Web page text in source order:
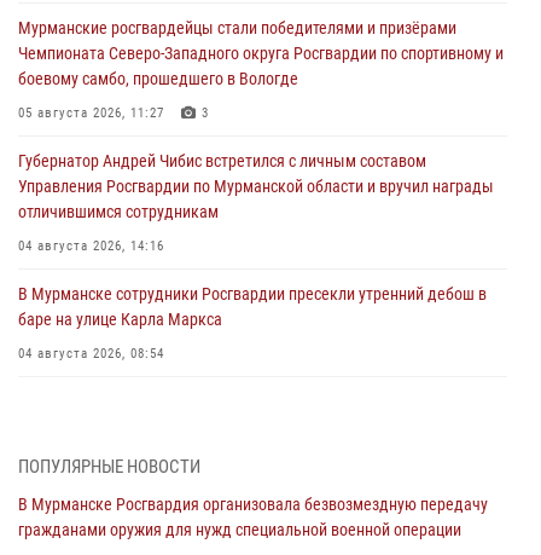
Мурманские росгвардейцы стали победителями и призёрами
Чемпионата Северо-Западного округа Росгвардии по спортивному и
боевому самбо, прошедшего в Вологде
05 августа 2026, 11:27 3
Губернатор Андрей Чибис встретился с личным составом
Управления Росгвардии по Мурманской области и вручил награды
отличившимся сотрудникам
04 августа 2026, 14:16
В Мурманске сотрудники Росгвардии пресекли утренний дебош в
баре на улице Карла Маркса
04 августа 2026, 08:54
03 августа 2026, 12:23 4
Сотрудники вневедомственной охраны Росгвардии пресекли
хулиганские действия дебошира на автозаправочной станции
ПОПУЛЯРНЫЕ НОВОСТИ
В Мурманске Росгвардия организовала безвозмездную передачу
гражданами оружия для нужд специальной военной операции